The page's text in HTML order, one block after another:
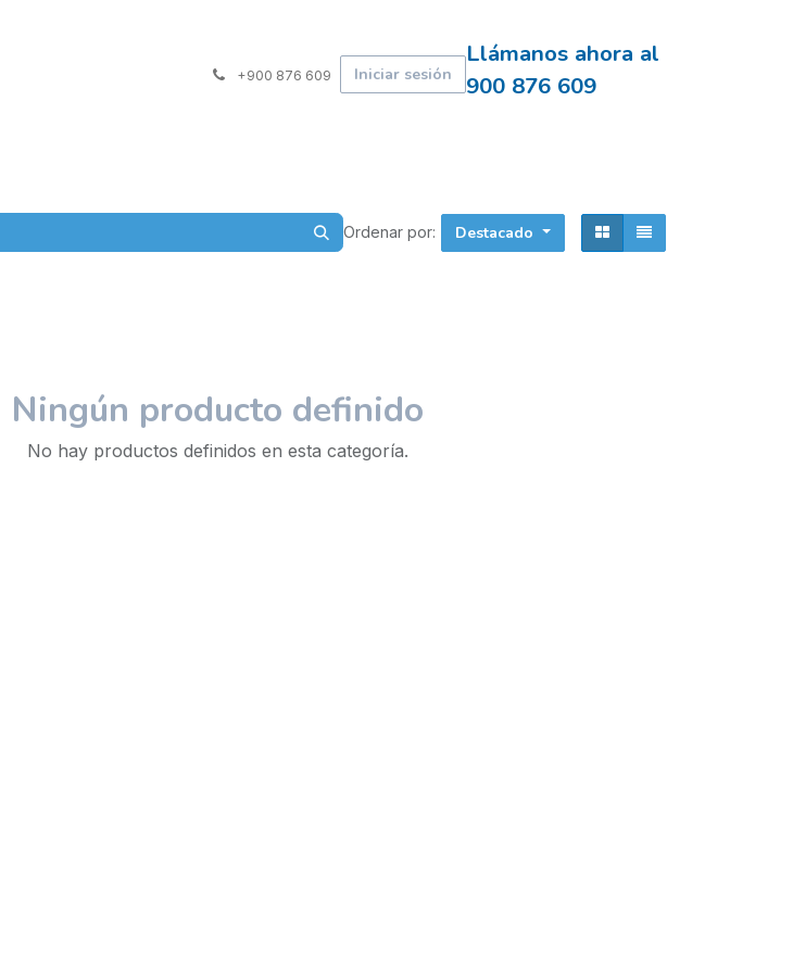
+900 876 609 Iniciar sesión
Llámanos ahora al
900 876 609
Ordenar por: Destacado
Ningún producto definido
No hay productos definidos en esta categoría.